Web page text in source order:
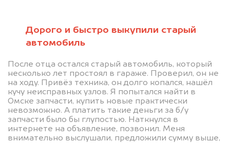
Дорого и быстро выкупили старый
автомобиль
После отца остался старый автомобиль, который
несколько лет простоял в гараже. Проверил, он не
на ходу. Привёз техника, он долго копался, нашёл
кучу неисправных узлов. Я попытался найти в
Омске запчасти, купить новые практически
невозможно. А платить такие деньги за б/у
запчасти было бы глупостью. Наткнулся в
интернете на объявление, позвонил. Меня
внимательно выслушали, предложили сумму выше,
БЕСПЛАТНО
автомобиля на разбор.
Мы купим ваше авто на 20.000 руб.
дороже, чем предлагают на
автоаукционах.